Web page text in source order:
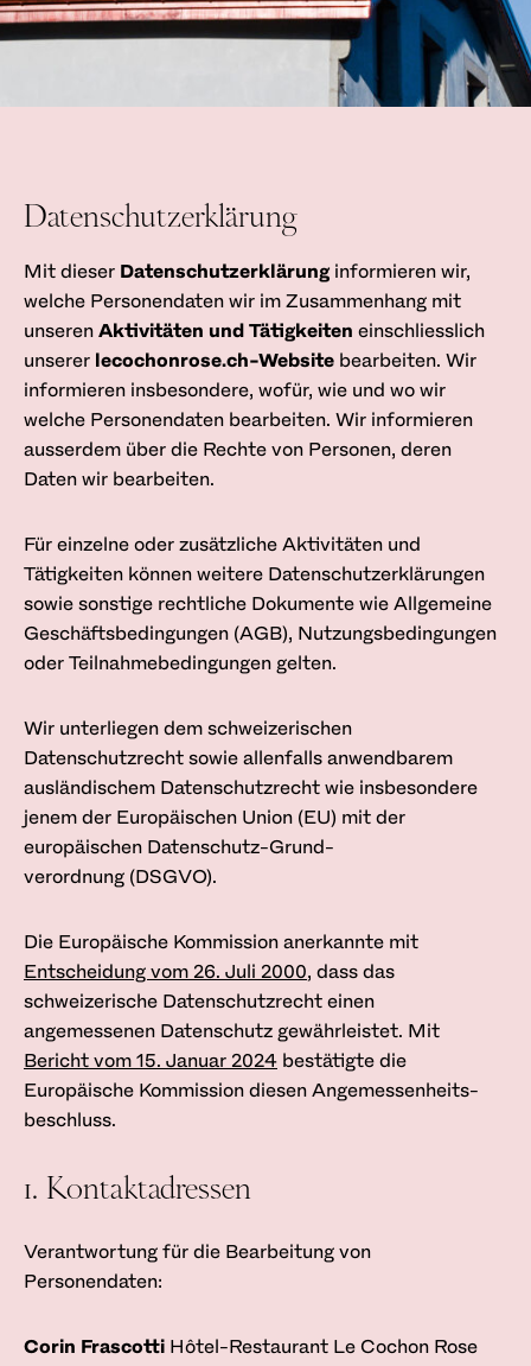
Datenschutzerklärung
Mit dieser Datenschutzerklärung informieren wir,
welche Personendaten wir im Zusammenhang mit
unseren Aktivitäten und Tätigkeiten einschliesslich
unserer lecochonrose.ch-Website bearbeiten. Wir
informieren insbesondere, wofür, wie und wo wir
welche Personendaten bearbeiten. Wir informieren
ausserdem über die Rechte von Personen, deren
Daten wir bearbeiten.
Für einzelne oder zusätzliche Aktivitäten und
Tätigkeiten können weitere Datenschutzerklärungen
sowie sonstige rechtliche Dokumente wie Allgemeine
Geschäftsbedingungen (AGB), Nutzungsbedingungen
oder Teilnahmebedingungen gelten.
Wir unterliegen dem schweizerischen
Datenschutzrecht sowie allenfalls anwendbarem
ausländischem Datenschutz­recht wie insbesondere
jenem der Europäischen Union (EU) mit der
europäischen Datenschutz-Grund­
verordnung (DSGVO).
Die Europäische Kommission anerkannte mit
Entscheidung vom 26. Juli 2000, dass das
schweizerische Datenschutzrecht einen
angemessenen Datenschutz gewährleistet. Mit
Bericht vom 15. Januar 2024 bestätigte die
Europäische Kommission diesen Angemessenheits­
beschluss.
1. Kontaktadressen
Verantwortung für die Bearbeitung von
Personendaten:
Corin Frascotti Hôtel-Restaurant Le Cochon Rose